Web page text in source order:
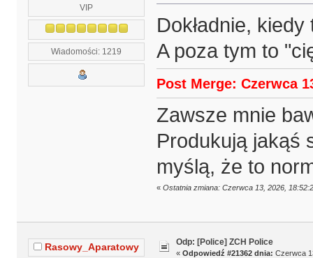
VIP
Wiadomości: 1219
Dokładnie,
A poza tym to
Post Merge: Czerwca
Zawsze mnie
Produkują jakąś
myślą, że to
« Ostatnia zmiana: Czerwca 13, 2026,
Rasowy_Aparatowy Odp: [Police] ZCH Police
« Odpowiedź #21362 dnia: Czerwca